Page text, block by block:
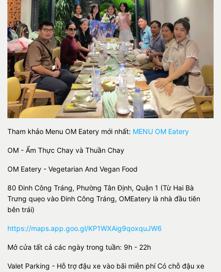
Tham khảo Menu OM Eatery mới nhất: MENU OM Eatery
OM - Ẩm Thực Chay và Thuần Chay
OM Eatery - Vegetarian And Vegan Food
80 Đinh Công Tráng, Phường Tân Định, Quận 1 (Từ Hai Bà
Trưng quẹo vào Đinh Công Tráng, OMEatery là nhà đầu tiên
bên trái)
https://maps.app.goo.gl/KP1WXAig9qoxquJW6
Mở cửa tất cả các ngày trong tuần: 9h - 22h
Valet Parking - Hỗ trợ đậu xe vào bãi miễn phí Có chỗ đậu xe